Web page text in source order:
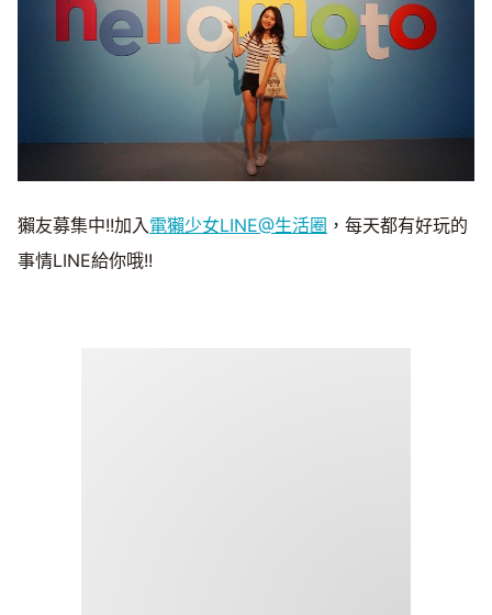
獺友募集中!!加入 電獺少女LINE@生活圈 ，每天都有好玩的
事情LINE給你哦!!